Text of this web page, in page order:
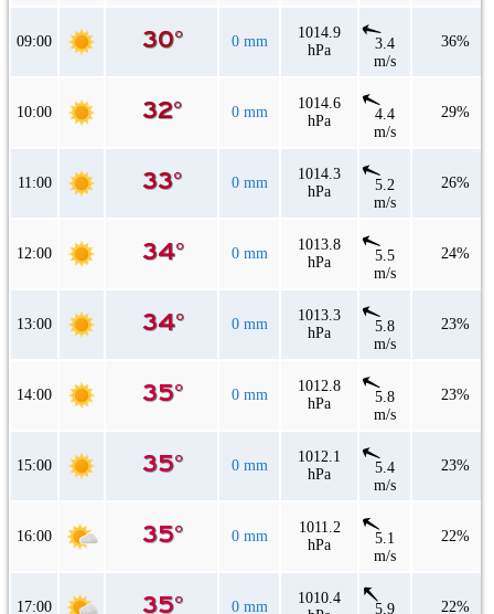
09:00 0 mm
1014.9
hPa
3.4
m/s
36%
10:00 0 mm
1014.6
hPa
4.4
m/s
29%
11:00 0 mm
1014.3
hPa
5.2
m/s
26%
12:00 0 mm
1013.8
hPa
5.5
m/s
24%
13:00 0 mm
1013.3
hPa
5.8
m/s
23%
14:00 0 mm
1012.8
hPa
5.8
m/s
23%
15:00 0 mm
1012.1
hPa
5.4
m/s
23%
16:00 0 mm
1011.2
hPa
5.1
m/s
22%
17:00 0 mm
1010.4
5.9
22%